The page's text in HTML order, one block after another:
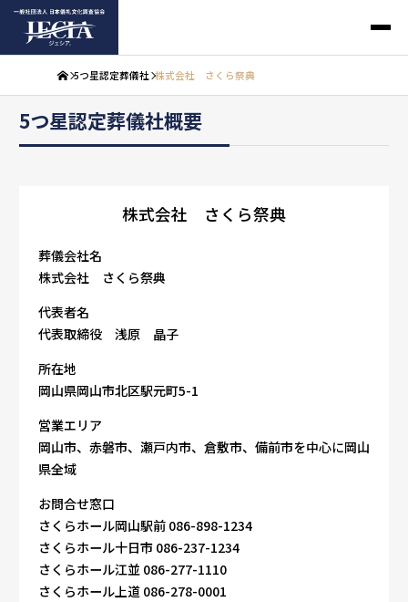
5つ星認定葬儀社 株式会社 さくら祭典
5つ星認定葬儀社概要
株式会社 さくら祭典
葬儀会社名
株式会社 さくら祭典
代表者名
代表取締役 浅原 晶子
所在地
岡山県岡山市北区駅元町5-1
営業エリア
岡山市、赤磐市、瀬戸内市、倉敷市、備前市を中心に岡山
県全域
お問合せ窓口
さくらホール岡山駅前 086-898-1234
さくらホール十日市 086-237-1234
さくらホール江並 086-277-1110
さくらホール上道 086-278-0001